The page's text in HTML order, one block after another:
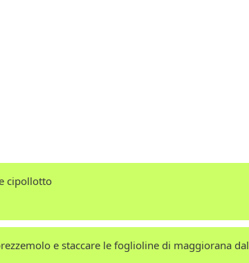
cipollotto
e staccare le foglioline di maggiorana dal